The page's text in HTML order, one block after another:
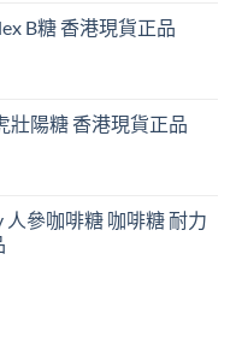
B糖 香港現貨正品
壯陽糖 香港現貨正品
參咖啡糖 咖啡糖 耐力